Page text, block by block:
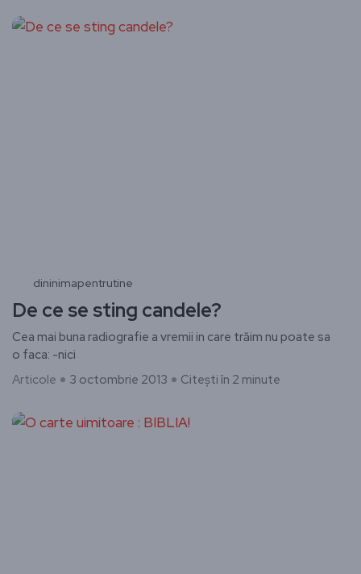
dininimapentrutine
De ce se sting candele?
Cea mai buna radiografie a vremii in care trăim nu poate sa
o faca: -nici
Articole
3 octombrie 2013 Citești în 2 minute